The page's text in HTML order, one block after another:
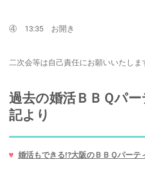
④ 13:35 お開き
二次会等は自己責任にお願いいたし
過去の婚活ＢＢＱパ
記より
婚活もできる!?大阪のＢＢＱパーテ